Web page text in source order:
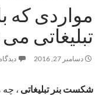
مواردی که
تبلیغاتی
دسامبر 27, 2016
شکست بنر تبلیغاتی ،